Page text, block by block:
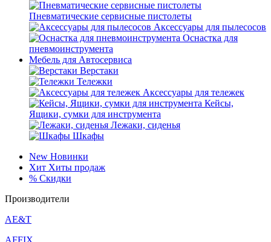
Пневматические сервисные пистолеты
Аксессуары для пылесосов
Оснастка для
пневмоинструмента
Мебель для Автосервиса
Верстаки
Тележки
Аксессуары для тележек
Кейсы,
Ящики, сумки для инструмента
Лежаки, сиденья
Шкафы
New Новинки
Хит Хиты продаж
% Скидки
Производители
AE&T
AFFIX